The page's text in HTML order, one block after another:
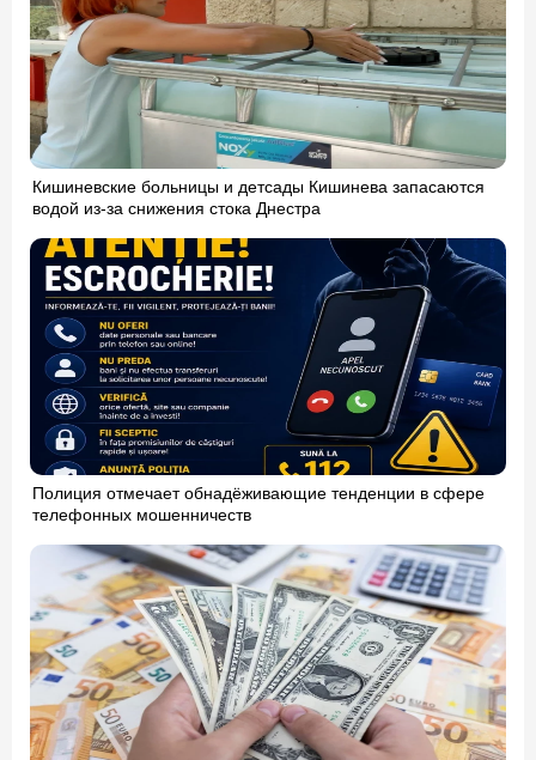
Кишиневские больницы и детсады Кишинева запасаются
водой из-за снижения стока Днестра
Полиция отмечает обнадёживающие тенденции в сфере
телефонных мошенничеств